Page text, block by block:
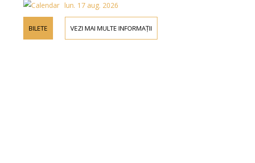
lun. 17 aug. 2026
BILETE VEZI MAI MULTE INFORMAȚII